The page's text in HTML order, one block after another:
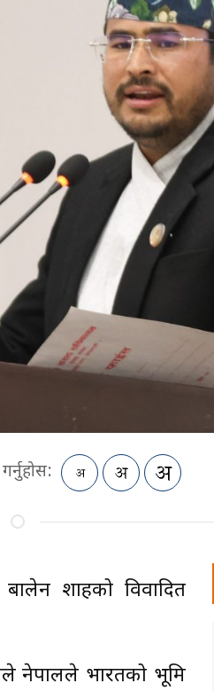
बालेन शाहको विवादित
नेपालले भारतको भूमि